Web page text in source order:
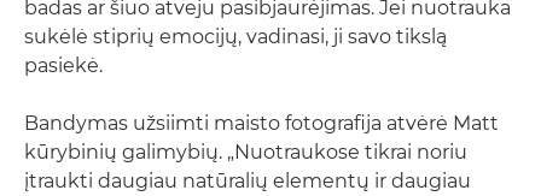
badas ar šiuo atveju pasibjaurėjimas. Jei nuotrauka
sukėlė stiprių emocijų, vadinasi, ji savo tikslą
pasiekė.
Bandymas užsiimti maisto fotografija atvėrė Matt
kūrybinių galimybių. „Nuotraukose tikrai noriu
įtraukti daugiau natūralių elementų ir daugiau